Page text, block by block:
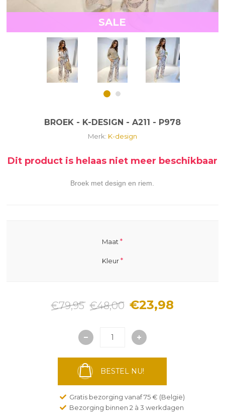
SALE
BROEK - K-DESIGN - A211 - P978
Merk: K-design
Dit product is helaas niet meer beschikbaar
Broek met design en riem.
Maat *
Kleur*
€79,95 €48,00 €23,98
BESTEL NU!
Gratis bezorging vanaf 75 € (België)
Bezorging binnen 2 à 3 werkdagen